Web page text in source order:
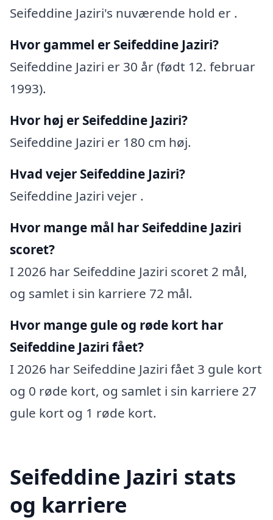
Seifeddine Jaziri's nuværende hold er .
Hvor gammel er Seifeddine Jaziri?
Seifeddine Jaziri er 30 år (født 12. februar
1993).
Hvor høj er Seifeddine Jaziri?
Seifeddine Jaziri er 180 cm høj.
Hvad vejer Seifeddine Jaziri?
Seifeddine Jaziri vejer .
Hvor mange mål har Seifeddine Jaziri
scoret?
I 2026 har Seifeddine Jaziri scoret 2 mål,
og samlet i sin karriere 72 mål.
Hvor mange gule og røde kort har
Seifeddine Jaziri fået?
I 2026 har Seifeddine Jaziri fået 3 gule kort
og 0 røde kort, og samlet i sin karriere 27
gule kort og 1 røde kort.
Seifeddine Jaziri stats
og karriere